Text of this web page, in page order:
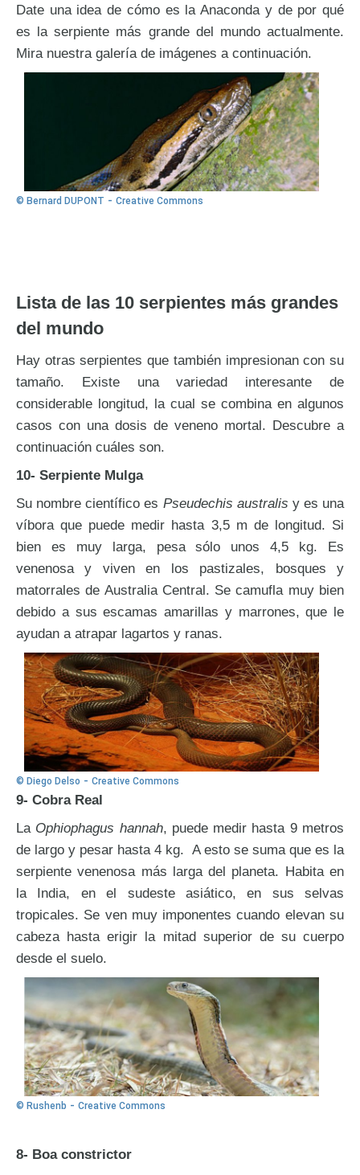
Date una idea de cómo es la Anaconda y de por qué
es la serpiente más grande del mundo actualmente.
Mira nuestra galería de imágenes a continuación.
© Bernard DUPONT - Creative Commons
Lista de las 10 serpientes más grandes
del mundo
Hay otras serpientes que también impresionan con su
tamaño. Existe una variedad interesante de
considerable longitud, la cual se combina en algunos
casos con una dosis de veneno mortal. Descubre a
continuación cuáles son.
10- Serpiente Mulga
Su nombre científico es Pseudechis australis y es una
víbora que puede medir hasta 3,5 m de longitud. Si
bien es muy larga, pesa sólo unos 4,5 kg. Es
venenosa y viven en los pastizales, bosques y
matorrales de Australia Central. Se camufla muy bien
debido a sus escamas amarillas y marrones, que le
ayudan a atrapar lagartos y ranas.
© Diego Delso - Creative Commons
9- Cobra Real
La Ophiophagus hannah, puede medir hasta 9 metros
de largo y pesar hasta 4 kg. A esto se suma que es la
serpiente venenosa más larga del planeta. Habita en
la India, en el sudeste asiático, en sus selvas
tropicales. Se ven muy imponentes cuando elevan su
cabeza hasta erigir la mitad superior de su cuerpo
desde el suelo.
© Rushenb - Creative Commons
8- Boa constrictor